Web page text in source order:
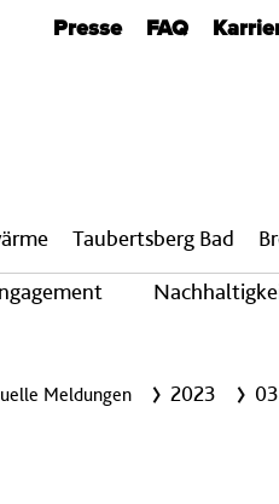
Presse FAQ
Taubertsberg Bad
Meldungen 2023 03